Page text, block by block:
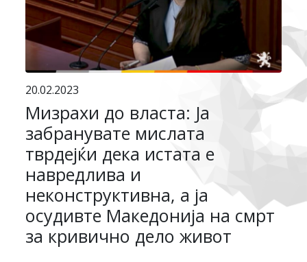
20.02.2023
Мизрахи до власта: Ја
забранувате мислата
тврдејќи дека истата е
навредлива и
неконструктивна, а ја
осудивте Македонија на смрт
за кривично дело живот